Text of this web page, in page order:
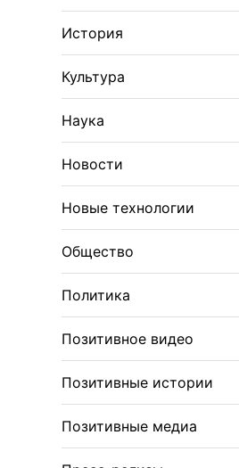
История
Культура
Наука
Новости
Новые технологии
Общество
Политика
Позитивное видео
Позитивные истории
Позитивные медиа